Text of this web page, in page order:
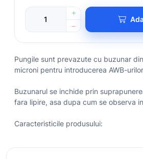
Pungile sunt prevazute cu buzunar
microni pentru introducerea AWB-
Buzunarul se inchide prin
fara lipire, asa dupa cum se observa
Caracteristicile produsului: